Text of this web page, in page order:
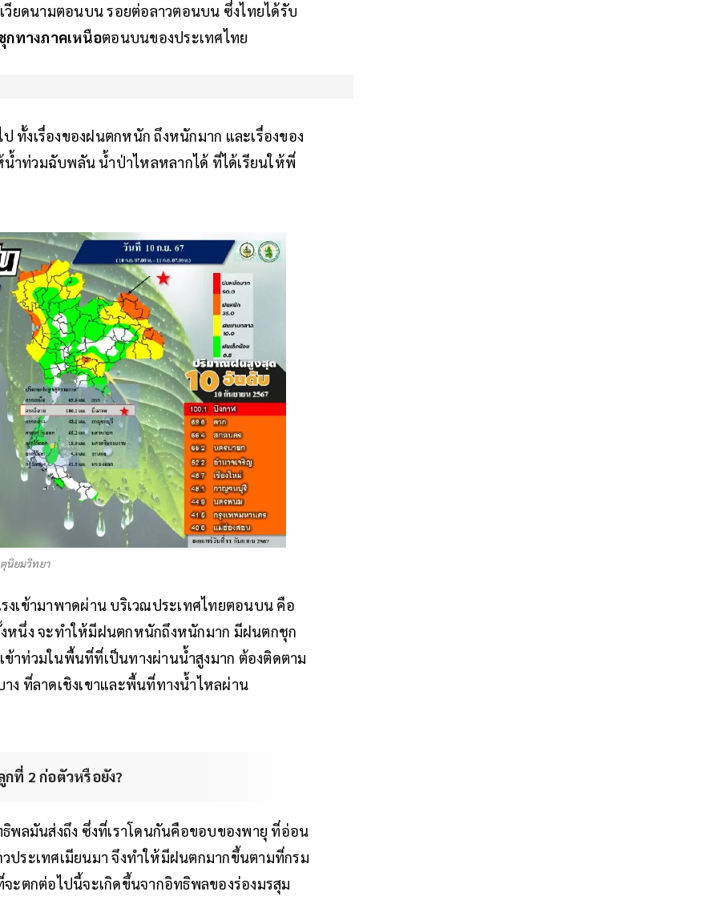
วียดนามตอนบน รอยต่อลาวตอนบน ซึ่งไทยได้รับ
กทางภาคเหนือตอนบนของประเทศไทย
งเรื่องของฝนตกหนัก ถึงหนักมาก และเรื่องของ
ำท่วมฉับพลัน น้ำป่าไหลหลากได้ ที่ได้เรียนให้พี่
นิยมวิทยา
งเข้ามาพาดผ่าน บริเวณประเทศไทยตอนบน คือ
หนึ่ง จะทำให้มีฝนตกหนักถึงหนักมาก มีฝนตกชุก
าท่วมในพื้นที่ที่เป็นทางผ่านน้ำสูงมาก ต้องติดตาม
ง ที่ลาดเชิงเขาและพื้นที่ทางน้ำไหลผ่าน
ที่ 2 ก่อตัวหรือยัง?
พลมันส่งถึง ซึ่งที่เราโดนกันคือขอบของพายุ ที่อ่อน
ประเทศเมียนมา จึงทำให้มีฝนตกมากขึ้นตามที่กรม
ะตกต่อไปนี้จะเกิดขึ้นจากอิทธิพลของร่องมรสุม